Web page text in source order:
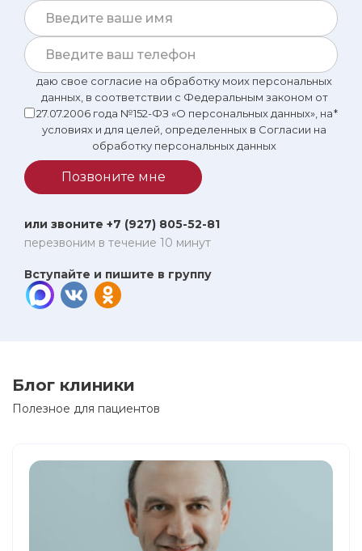
первый взгляд, я бы тоже могла посоветовать Цисану
Бессарионовну.
даю свое согласие на обработку моих персональных
данных, в соответствии с Федеральным законом от
27.07.2006 года №152-ФЗ «О персональных данных», на
условиях и для целей, определенных в Согласии на
обработку персональных данных
*
Позвоните мне
или звоните +7 (927) 805-52-81
перезвоним в течение 10 минут
Вступайте и пишите в группу
Блог клиники
Полезное для пациентов